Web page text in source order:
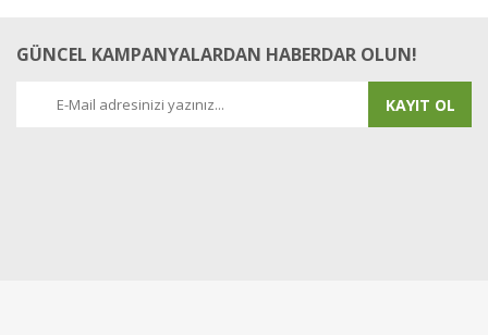
GÜNCEL KAMPANYALARDAN HABERDAR OLUN!
KAYIT OL